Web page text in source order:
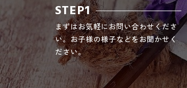
STEP1
まずはお気軽にお問い合わせくださ
い。お子様の様子などをお聞かせく
ださい。